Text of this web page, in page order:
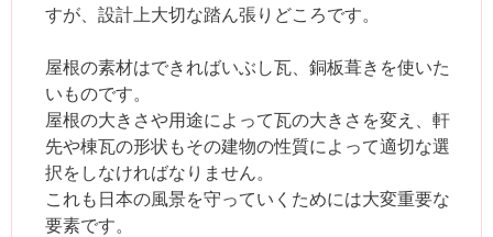
すが、設計上大切な踏ん張りどころです。
屋根の素材はできればいぶし瓦、銅板葺きを使いた
いものです。
屋根の大きさや用途によって瓦の大きさを変え、軒
先や棟瓦の形状もその建物の性質によって適切な選
択をしなければなりません。
これも日本の風景を守っていくためには大変重要な
要素です。